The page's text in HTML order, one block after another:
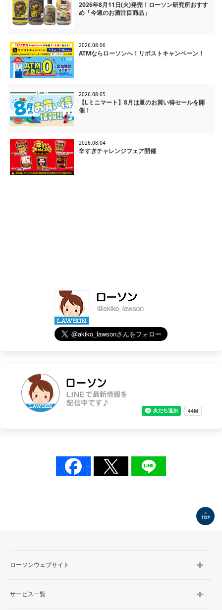
2026年8月11日(火)発売！ローソン研究所おすす
め「今週のお酒注目商品」
2026.08.06
ATMならローソンへ！リポストキャンペーン！
2026.08.05
【Lミニマート】8月は夏のお買い得セールを開
催！
2026.08.04
辛すぎチャレンジフェア開催
ローソンウェブサイト
サービス一覧